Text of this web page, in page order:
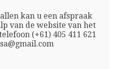
kan u een afspraak
van de website van het
(+61) 405 411 621